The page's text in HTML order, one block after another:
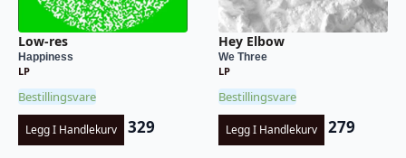
Low-res
Happiness
LP
Bestillingsvare
Legg I Handlekurv 329
Hey Elbow
We Three
LP
Bestillingsvare
Legg I Handlekurv 279